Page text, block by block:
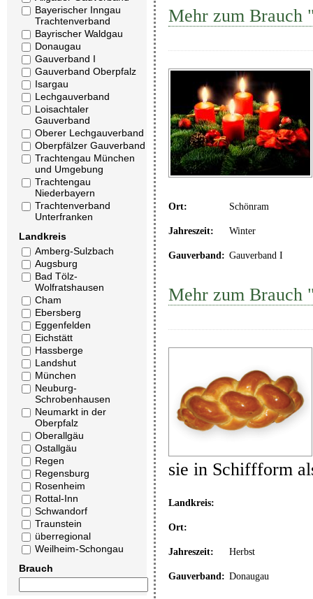
Bayerischer Inngau
Trachtenverband
Bayrischer Waldgau
Donaugau
Gauverband I
Gauverband Oberpfalz
Isargau
Lechgauverband
Loisachtaler
Gauverband
Oberer Lechgauverband
Oberpfälzer Gauverband
Trachtengau München
und Umgebung
Trachtengau
Niederbayern
Trachtenverband
Unterfranken
Landkreis
Amberg-Sulzbach
Augsburg
Bad Tölz-
Wolfratshausen
Cham
Ebersberg
Eggenfelden
Eichstätt
Hassberge
Landshut
München
Neuburg-
Schrobenhausen
Neumarkt in der
Oberpfalz
Oberallgäu
Ostallgäu
Regen
Regensburg
Rosenheim
Rottal-Inn
Schwandorf
Traunstein
überregional
Weilheim-Schongau
Brauch
Mehr zum Brauch
Ort: Schönram
Jahreszeit: Winter
Gauverband: Gauverband I
Mehr zum Brauch
sie in Schiffform
Landkreis:
Ort:
Jahreszeit: Herbst
Gauverband: Donaugau